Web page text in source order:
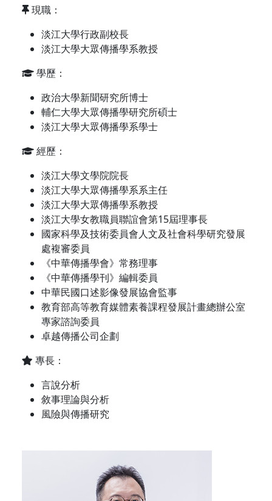
現職：
淡江大學行政副校長
淡江大學大眾傳播學系教授
學歷：
政治大學新聞研究所博士
輔仁大學大眾傳播學研究所碩士
淡江大學大眾傳播學系學士
經歷：
淡江大學文學院院長
淡江大學大眾傳播學系系主任
淡江大學大眾傳播學系教授
淡江大學女教職員聯誼會第15屆理事長
國家科學及技術委員會人文及社會科學研究發展
處複審委員
《中華傳播學會》常務理事
《中華傳播學刊》編輯委員
中華民國口述影像發展協會監事
教育部高等教育媒體素養課程發展計畫總辦公室
專家諮詢委員
卓越傳播公司企劃
專長：
言說分析
敘事理論與分析
風險與傳播研究